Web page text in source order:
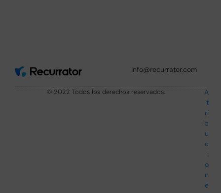
info@recurrator.com
© 2022 Todos los derechos reservados.
A
t
ri
b
u
c
i
o
n
e